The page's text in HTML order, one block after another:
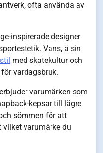
ofta använda av
inspirerade designer
Vans, å sin
med skatekultur och
vardagsbruk.
varumärken som
kepsar till lägre
sömmen för att
vilket varumärke du